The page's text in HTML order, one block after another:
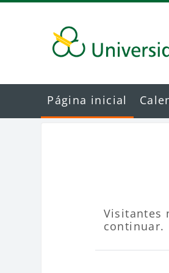
Ir para o conteúdo principal
Página inicial
Visitantes
continuar.